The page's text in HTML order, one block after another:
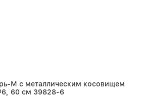
М с металлическим косовищем
60 см 39828-6